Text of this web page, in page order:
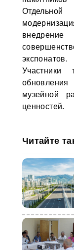
экспонатов.
Участники
музейной
ценностей.
Читайте